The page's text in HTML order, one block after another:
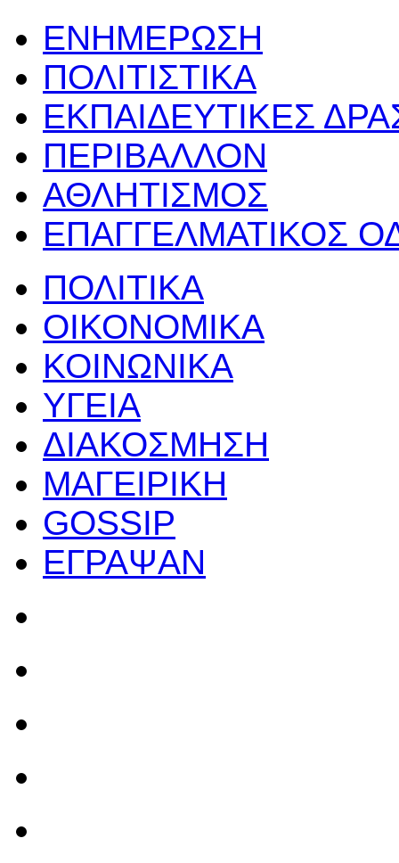
ΕΝΗΜΕΡΩΣΗ
ΠΟΛΙΤΙΣΤΙΚΑ
ΕΚΠΑΙΔΕΥΤΙΚΕΣ
ΠΕΡΙΒΑΛΛΟΝ
ΑΘΛΗΤΙΣΜΟΣ
ΕΠΑΓΓΕΛΜΑΤΙΚΟΣ
ΠΟΛΙΤΙΚΑ
ΟΙΚΟΝΟΜΙΚΑ
ΚΟΙΝΩΝΙΚΑ
ΥΓΕΙΑ
ΔΙΑΚΟΣΜΗΣΗ
ΜΑΓΕΙΡΙΚΗ
GOSSIP
ΕΓΡΑΨΑΝ